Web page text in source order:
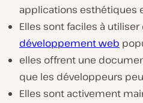
applications esthétiques
Elles sont faciles à utiliser
développement web
elles offrent une
que les développeurs
Elles sont activement